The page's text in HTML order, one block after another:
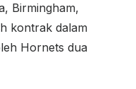
Birmingham,
kontrak dalam
Hornets dua